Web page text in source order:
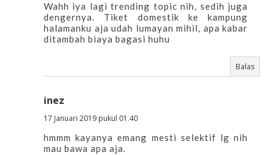
Wahh iya lagi trending topic nih, sedih juga
dengernya. Tiket domestik ke kampung
halamanku aja udah lumayan mihil, apa kabar
ditambah biaya bagasi huhu
Balas
inez
17 Januari 2019 pukul 01.40
hmmm kayanya emang mesti selektif lg nih
mau bawa apa aja.